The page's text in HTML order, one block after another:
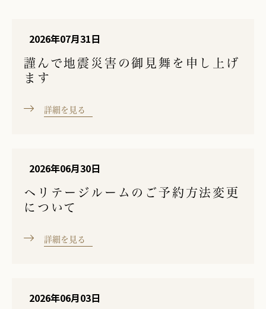
謹んで地震災害の御見舞を申し上げ
ます
詳細を見る
2026年07月31日
ヘリテージルームのご予約方法変更
について
詳細を見る
2026年06月30日
2026年06月03日